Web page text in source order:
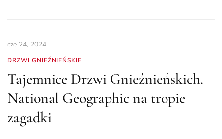
cze 24, 2024
DRZWI GNIEŹNIEŃSKIE
Tajemnice Drzwi Gnieźnieńskich.
National Geographic na tropie
zagadki